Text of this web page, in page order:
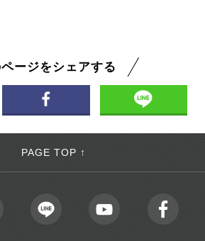
ージをシェアする
PAGE TOP ↑